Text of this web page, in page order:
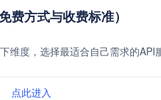
方式与收费标准）
维度，选择最适合自己需求的
点此进入